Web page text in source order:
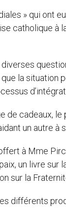
» qui ont
catholique
la
de cadeaux,
un autre à
à Mme
un livre sur
sur la
différents